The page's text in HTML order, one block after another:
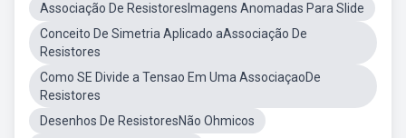
Associação De ResistoresImagens Anomadas Para Slide
Conceito De Simetria Aplicado aAssociação De
Resistores
Como SE Divide a Tensao Em Uma AssociaçaoDe
Resistores
Desenhos De ResistoresNão Ohmicos